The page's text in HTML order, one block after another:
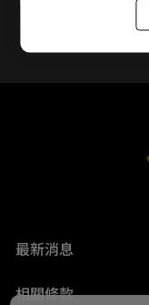
最新消息
相關條款